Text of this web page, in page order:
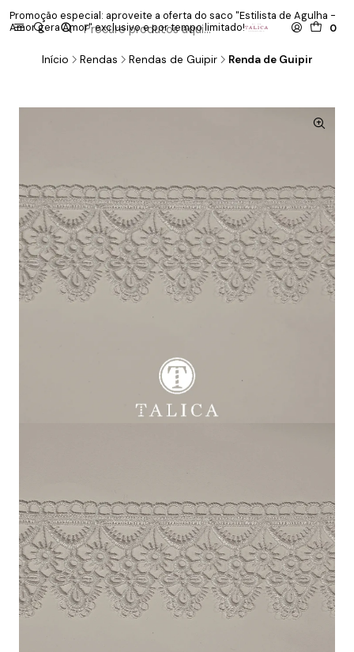
0
Promoção especial: aproveite a oferta do saco "Estilista de Agulha -
Amor gera Amor" exclusivo e por tempo limitado!
Início Rendas Rendas de Guipir Renda de Guipir